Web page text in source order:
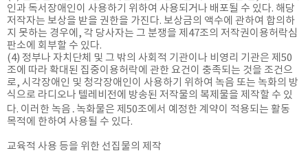
인과 독서장애인이 사용하기 위하여 사용되거나 배포될 수 있다. 해당
저작자는 보상을 받을 권한을 가진다. 보상금의 액수에 관하여 합의하
지 못하는 경우에, 각 당사자는 그 분쟁을 제47조의 저작권이용허락심
판소에 회부할 수 있다.
(4) 정부나 자치단체 및 그 밖의 사회적 기관이나 비영리 기관은 제50
조에 따라 확대된 집중이용허락에 관한 요건이 충족되는 것을 조건으
로, 시각장애인 및 청각장애인이 사용하기 위하여 녹음 또는 녹화의 방
식으로 라디오나 텔레비전에 방송된 저작물의 복제물을 제작할 수 있
다. 이러한 녹음․녹화물은 제50조에서 예정한 계약이 적용되는 활동
목적에 한하여 사용될 수 있다.
교육적 사용 등을 위한 선집물의 제작